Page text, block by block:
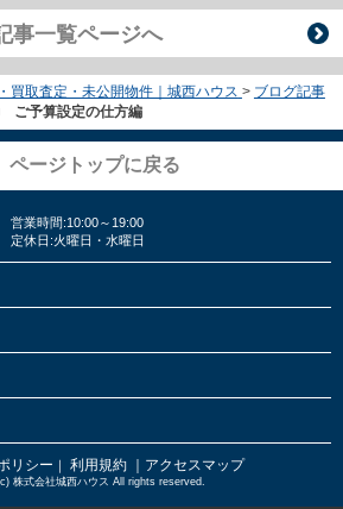
事一覧ページへ
買取査定・未公開物件｜城西ハウス > ブログ記事
ご予算設定の仕方編
ページトップに戻る
営業時間:10:00～19:00
定休日:火曜日・水曜日
リシー ｜ 利用規約 ｜アクセスマップ
株式会社城西ハウス All rights reserved.